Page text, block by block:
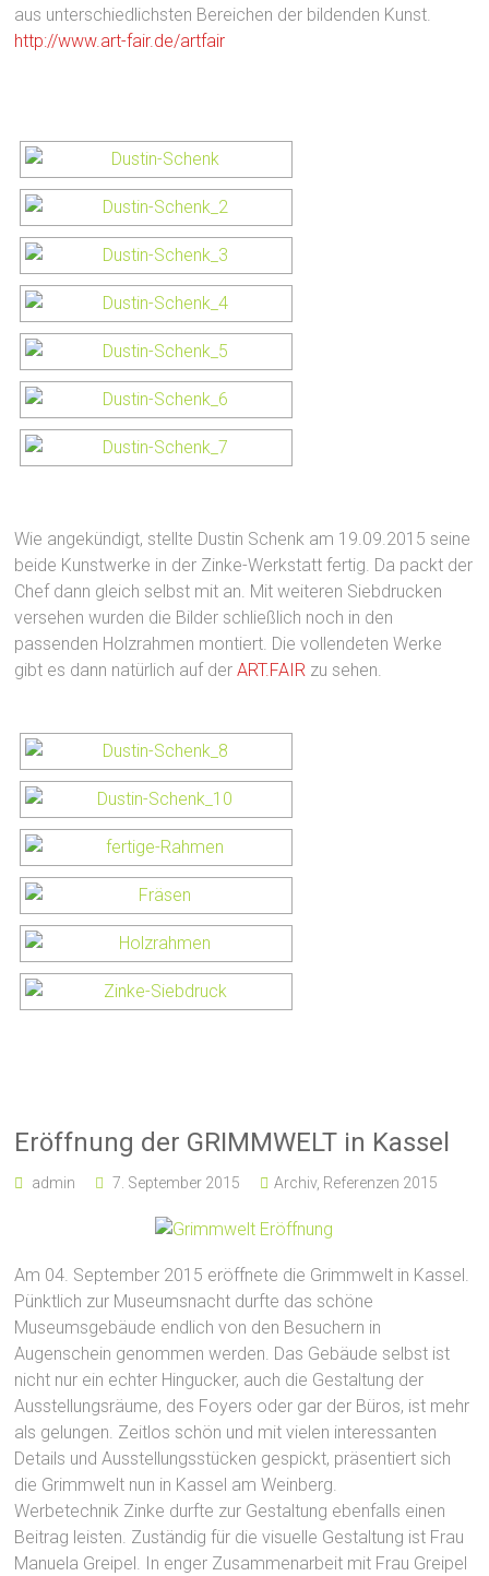
aus unterschiedlichsten Bereichen der bildenden Kunst.
http://www.art-fair.de/artfair
Wie angekündigt, stellte Dustin Schenk am 19.09.2015 seine
beide Kunstwerke in der Zinke-Werkstatt fertig. Da packt der
Chef dann gleich selbst mit an. Mit weiteren Siebdrucken
versehen wurden die Bilder schließlich noch in den
passenden Holzrahmen montiert. Die vollendeten Werke
gibt es dann natürlich auf derART.FAIR zu sehen.
Eröffnung der GRIMMWELT in Kassel
admin 7. September 2015 Archiv, Referenzen 2015
Am 04. September 2015 eröffnete die Grimmwelt in Kassel.
Pünktlich zur Museumsnacht durfte das schöne
Museumsgebäude endlich von den Besuchern in
Augenschein genommen werden. Das Gebäude selbst ist
nicht nur ein echter Hingucker, auch die Gestaltung der
Ausstellungsräume, des Foyers oder gar der Büros, ist mehr
als gelungen. Zeitlos schön und mit vielen interessanten
Details und Ausstellungsstücken gespickt, präsentiert sich
die Grimmwelt nun in Kassel am Weinberg.
Werbetechnik Zinke durfte zur Gestaltung ebenfalls einen
Beitrag leisten. Zuständig für die visuelle Gestaltung ist Frau
Manuela Greipel. In enger Zusammenarbeit mit Frau Greipel